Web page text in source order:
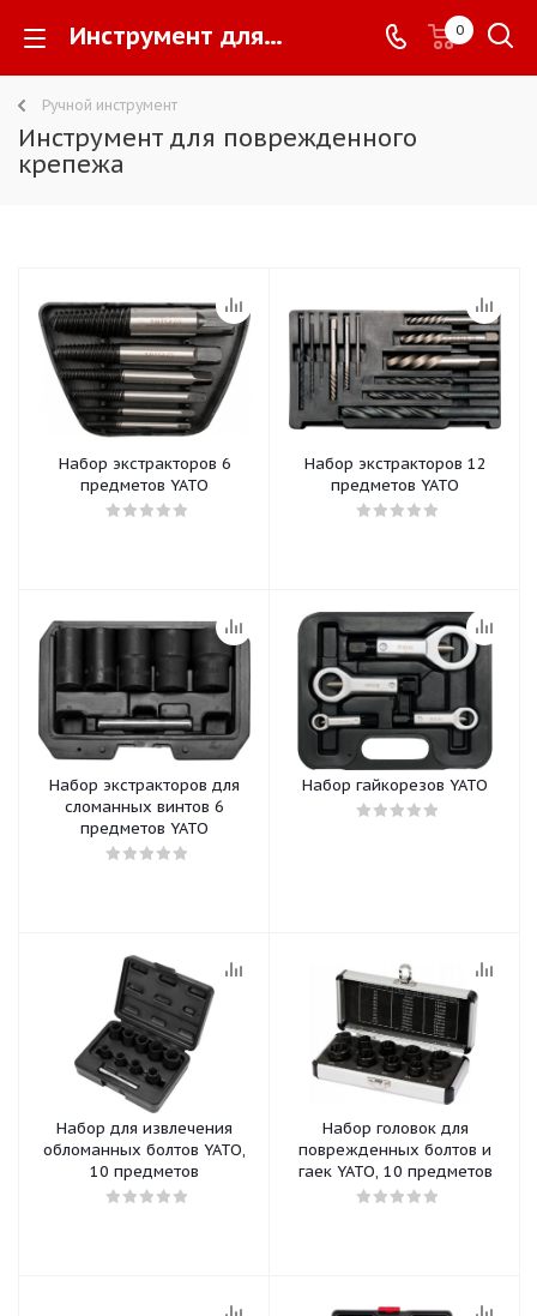
Инструмент для поврежденного крепежа - 0
Ручной инструмент
Инструмент для поврежденного
крепежа
Набор экстракторов 6
предметов YATO
Набор экстракторов 12
предметов YATO
Набор экстракторов для
сломанных винтов 6
предметов YATO
Набор гайкорезов YATO
Набор для извлечения
обломанных болтов YATO,
10 предметов
Набор головок для
поврежденных болтов и
гаек YATO, 10 предметов